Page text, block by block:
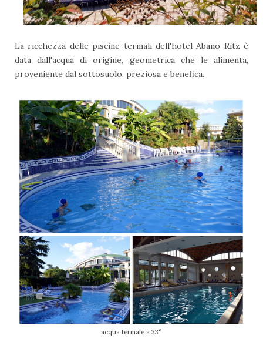
La ricchezza delle piscine termali dell'hotel Abano Ritz è
data dall'acqua di origine, geometrica che le alimenta,
proveniente dal sottosuolo, preziosa e benefica.
acqua termale a 33°